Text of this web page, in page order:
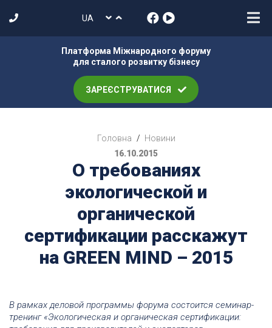
Платформа Міжнародного форуму
для сталого розвитку бізнесу
ЗАРЕЄСТРУВАТИСЯ
Головна / Новини
16.10.2015
О требованиях
экологической и
органической
сертификации расскажут
на GREEN MIND – 2015
В рамках деловой программы форума состоится семинар-
тренинг «Экологическая и органическая сертификации: